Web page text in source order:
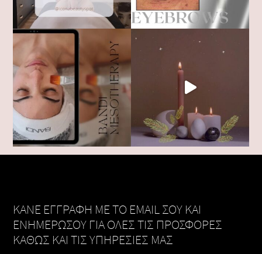
KANE ΕΓΓΡΑΦΗ ΜΕ ΤΟ EMAIL ΣΟΥ ΚΑΙ
ΕΝΗΜΕΡΩΣΟΥ ΓΙΑ ΟΛΕΣ ΤΙΣ ΠΡΟΣΦΟΡΕΣ
ΚΑΘΩΣ ΚΑΙ ΤΙΣ ΥΠΗΡΕΣΙΕΣ ΜΑΣ